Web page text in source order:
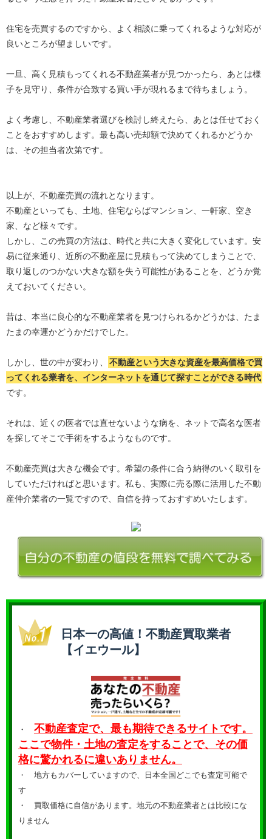
住宅を売買するのですから、よく相談に乗ってくれるような対応が
良いところが望ましいです。
一旦、高く見積もってくれる不動産業者が見つかったら、あとは様
子を見守り、条件が合致する買い手が現れるまで待ちましょう。
よく考慮し、不動産業者選びを検討し終えたら、あとは任せておく
ことをおすすめします。最も高い売却額で決めてくれるかどうか
は、その担当者次第です。
以上が、不動産売買の流れとなります。
不動産といっても、土地、住宅ならばマンション、一軒家、空き
家、など様々です。
しかし、この売買の方法は、時代と共に大きく変化しています。安
易に従来通り、近所の不動産屋に見積もって決めてしまうことで、
取り返しのつかない大きな額を失う可能性があることを、どうか覚
えておいてください。
昔は、本当に良心的な不動産業者を見つけられるかどうかは、たま
たまの幸運かどうかだけでした。
しかし、世の中が変わり、
不動産という大きな資産を最高価格で買
ってくれる業者を、インターネットを通じて探すことができる時代
です。
それは、近くの医者では直せないような病を、ネットで高名な医者
を探してそこで手術をするようなものです。
不動産売買は大きな機会です。希望の条件に合う納得のいく取引を
していただければと思います。私も、実際に売る際に活用した不動
産仲介業者の一覧ですので、自信を持っておすすめいたします。
日本一の高値！不動産買取業者
【イエウール】
・ 不動産査定で、最も期待できるサイトです。
ここで物件・土地の査定をすることで、その価
格に驚かれるに違いありません。
・ 地方もカバーしていますので、日本全国どこでも査定可能で
す
・ 買取価格に自信があります。地元の不動産業者とは比較にな
りません